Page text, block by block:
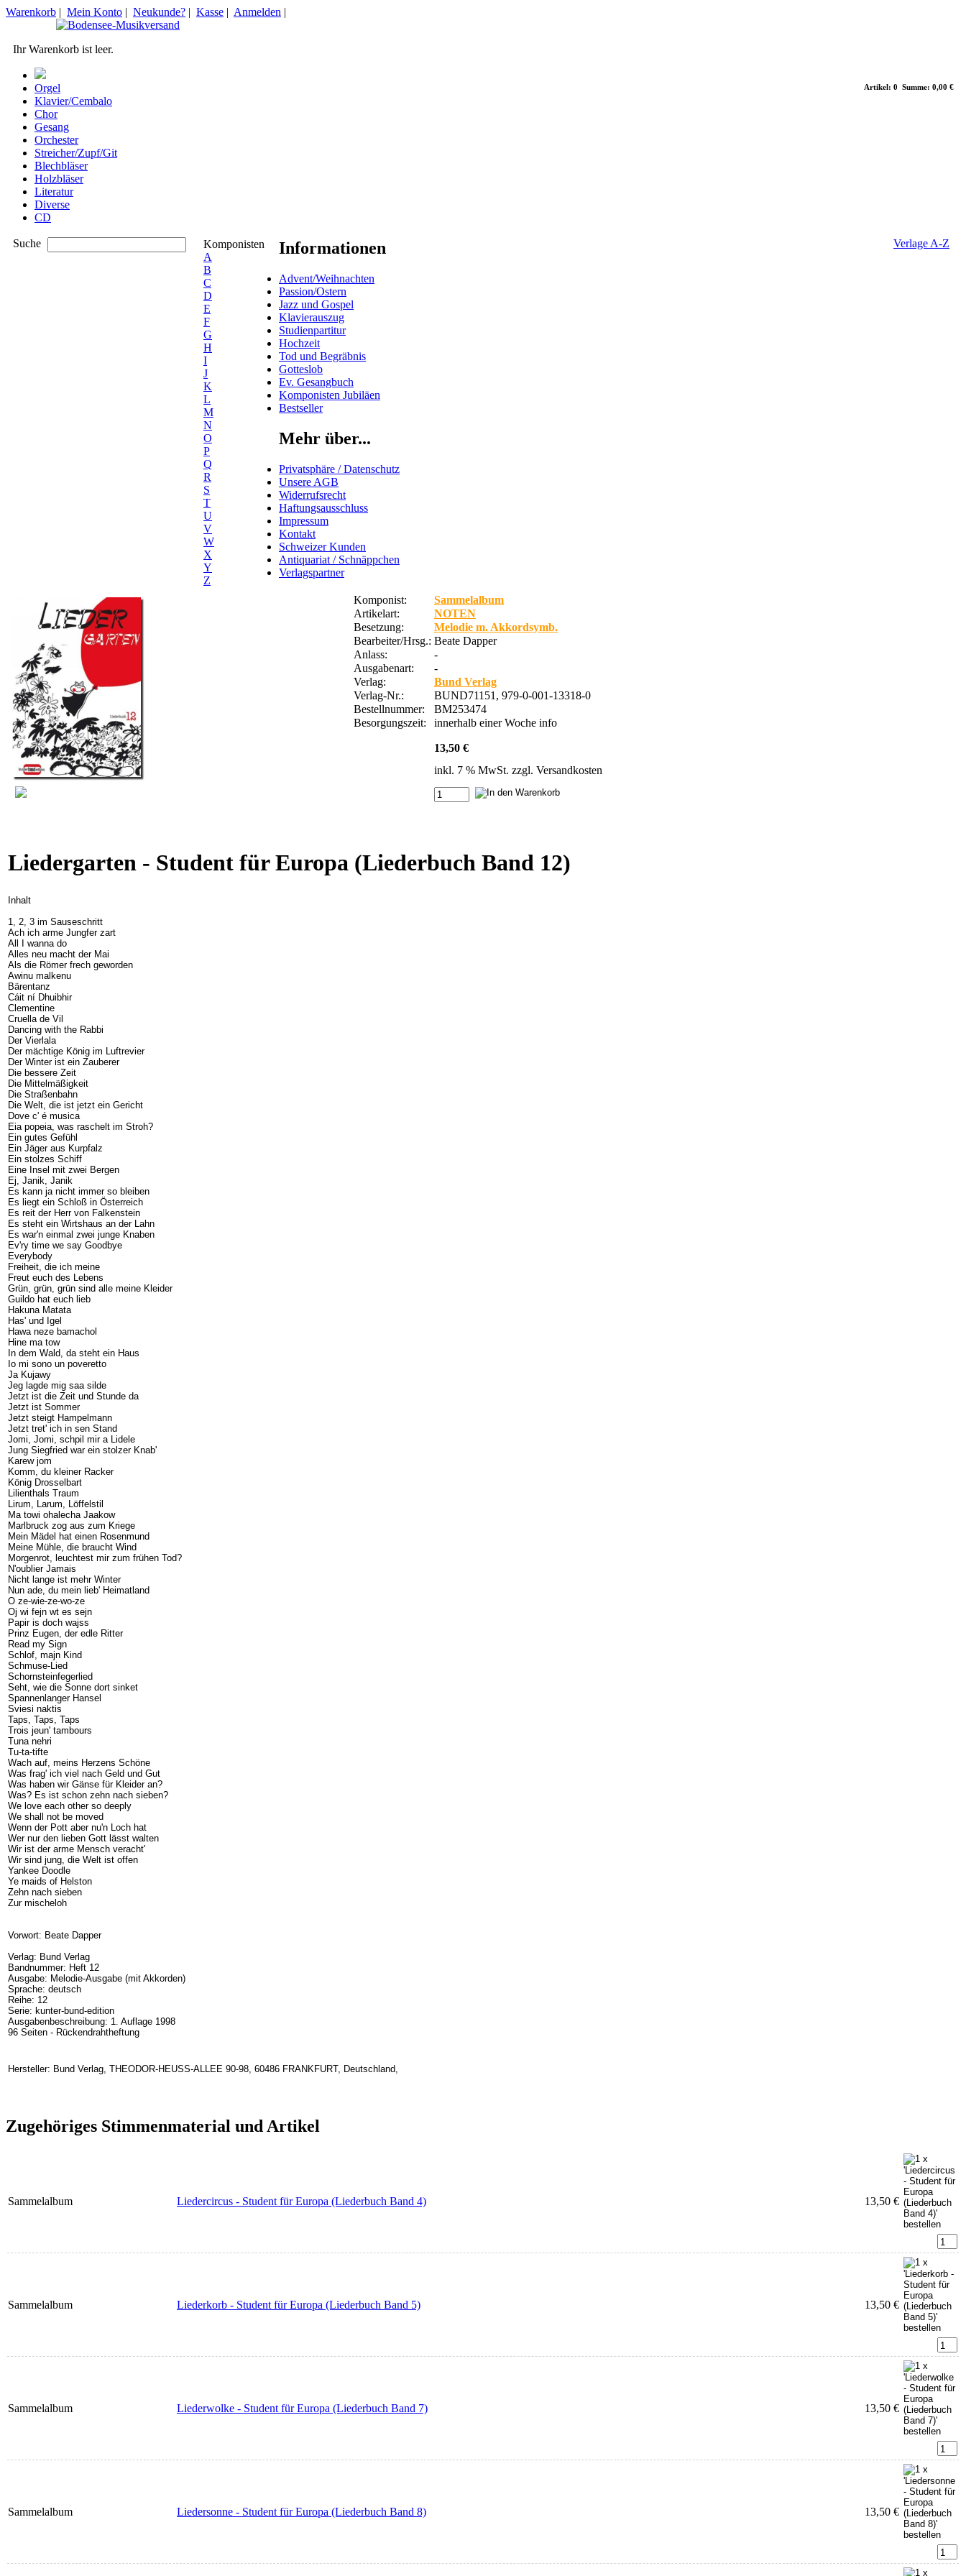
Artikel: 0 Summe: 0,00 €
Warenkorb | Mein Konto | Neukunde? | Kasse | Anmelden |
Ihr Warenkorb ist leer.
Orgel
Klavier/Cembalo
Chor
Gesang
Orchester
Streicher/Zupf/Git
Blechbläser
Holzbläser
Literatur
Diverse
CD
Suche
Komponisten
A
B
C
D
E
F
G
H
I
J
K
L
M
N
O
P
Q
R
S
T
U
V
W
X
Y
Z
Verlage A-Z
Informationen
Advent/Weihnachten
Passion/Ostern
Jazz und Gospel
Klavierauszug
Studienpartitur
Hochzeit
Tod und Begräbnis
Gotteslob
Ev. Gesangbuch
Komponisten Jubiläen
Bestseller
Mehr über...
Privatsphäre / Datenschutz
Unsere AGB
Widerrufsrecht
Haftungsausschluss
Impressum
Kontakt
Schweizer Kunden
Antiquariat / Schnäppchen
Verlagspartner
Komponist:
Sammelalbum
Artikelart:
NOTEN
Besetzung:
Melodie m. Akkordsymb.
Bearbeiter/Hrsg.: Beate Dapper
Anlass:
-
Ausgabenart:
-
Verlag:
Bund Verlag
Verlag-Nr.:
BUND71151, 979-0-001-13318-0
Bestellnummer:
BM253474
Besorgungszeit:
innerhalb einer Woche info
13,50 €
inkl. 7 % MwSt. zzgl. Versandkosten
Liedergarten - Student für Europa (Liederbuch Band 12)
Inhalt
1, 2, 3 im Sauseschritt
Ach ich arme Jungfer zart
All I wanna do
Alles neu macht der Mai
Als die Römer frech geworden
Awinu malkenu
Bärentanz
Cáit ní Dhuibhir
Clementine
Cruella de Vil
Dancing with the Rabbi
Der Vierlala
Der mächtige König im Luftrevier
Der Winter ist ein Zauberer
Die bessere Zeit
Die Mittelmäßigkeit
Die Straßenbahn
Die Welt, die ist jetzt ein Gericht
Dove c' é musica
Eia popeia, was raschelt im Stroh?
Ein gutes Gefühl
Ein Jäger aus Kurpfalz
Ein stolzes Schiff
Eine Insel mit zwei Bergen
Ej, Janik, Janik
Es kann ja nicht immer so bleiben
Es liegt ein Schloß in Österreich
Es reit der Herr von Falkenstein
Es steht ein Wirtshaus an der Lahn
Es war'n einmal zwei junge Knaben
Ev'ry time we say Goodbye
Everybody
Freiheit, die ich meine
Freut euch des Lebens
Grün, grün, grün sind alle meine Kleider
Guildo hat euch lieb
Hakuna Matata
Has' und Igel
Hawa neze bamachol
Hine ma tow
In dem Wald, da steht ein Haus
Io mi sono un poveretto
Ja Kujawy
Jeg lagde mig saa silde
Jetzt ist die Zeit und Stunde da
Jetzt ist Sommer
Jetzt steigt Hampelmann
Jetzt tret' ich in sen Stand
Jomi, Jomi, schpil mir a Lidele
Jung Siegfried war ein stolzer Knab'
Karew jom
Komm, du kleiner Racker
König Drosselbart
Lilienthals Traum
Lirum, Larum, Löffelstil
Ma towi ohalecha Jaakow
Marlbruck zog aus zum Kriege
Mein Mädel hat einen Rosenmund
Meine Mühle, die braucht Wind
Morgenrot, leuchtest mir zum frühen Tod?
N'oublier Jamais
Nicht lange ist mehr Winter
Nun ade, du mein lieb' Heimatland
O ze-wie-ze-wo-ze
Oj wi fejn wt es sejn
Papir is doch wajss
Prinz Eugen, der edle Ritter
Read my Sign
Schlof, majn Kind
Schmuse-Lied
Schornsteinfegerlied
Seht, wie die Sonne dort sinket
Spannenlanger Hansel
Sviesi naktis
Taps, Taps, Taps
Trois jeun' tambours
Tuna nehri
Tu-ta-tifte
Wach auf, meins Herzens Schöne
Was frag' ich viel nach Geld und Gut
Was haben wir Gänse für Kleider an?
Was? Es ist schon zehn nach sieben?
We love each other so deeply
We shall not be moved
Wenn der Pott aber nu'n Loch hat
Wer nur den lieben Gott lässt walten
Wir ist der arme Mensch veracht'
Wir sind jung, die Welt ist offen
Yankee Doodle
Ye maids of Helston
Zehn nach sieben
Zur mischeloh
Vorwort: Beate Dapper
Verlag: Bund Verlag
Bandnummer: Heft 12
Ausgabe: Melodie-Ausgabe (mit Akkorden)
Sprache: deutsch
Reihe: 12
Serie: kunter-bund-edition
Ausgabenbeschreibung: 1. Auflage 1998
96 Seiten - Rückendrahtheftung
Hersteller: Bund Verlag, THEODOR-HEUSS-ALLEE 90-98, 60486 FRANKFURT, Deutschland,
Zugehöriges Stimmenmaterial und Artikel
Sammelalbum Liedercircus - Student für Europa (Liederbuch Band 4) 13,50 €
Sammelalbum Liederkorb - Student für Europa (Liederbuch Band 5) 13,50 €
Sammelalbum Liederwolke - Student für Europa (Liederbuch Band 7) 13,50 €
Sammelalbum Liedersonne - Student für Europa (Liederbuch Band 8) 13,50 €